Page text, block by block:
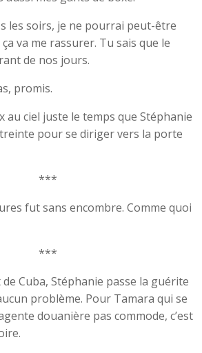
les soirs, je ne pourrai peut-être
va me rassurer. Tu sais que le
de nos jours.
promis.
au ciel juste le temps que Stéphanie
pour se diriger vers la porte
***
fut sans encombre. Comme quoi
***
Cuba, Stéphanie passe la guérite
problème. Pour Tamara qui se
douanière pas commode, c’est